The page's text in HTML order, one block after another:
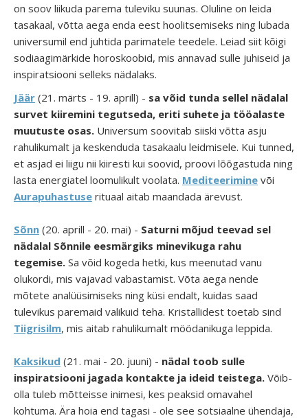
on soov liikuda parema tuleviku suunas. Oluline on leida
tasakaal, võtta aega enda eest hoolitsemiseks ning lubada
universumil end juhtida parimatele teedele. Leiad siit kõigi
sodiaagimärkide horoskoobid, mis annavad sulle juhiseid ja
inspiratsiooni selleks nädalaks.
Jäär (21. märts - 19. aprill) - sa võid tunda sellel nädalal
survet kiiremini tegutseda, eriti suhete ja tööalaste
muutuste osas. Universum soovitab siiski võtta asju
rahulikumalt ja keskenduda tasakaalu leidmisele. Kui tunned,
et asjad ei liigu nii kiiresti kui soovid, proovi lõõgastuda ning
lasta energiatel loomulikult voolata. Mediteerimine või
Aurapuhastuse rituaal aitab maandada ärevust.
Sõnn (20. aprill - 20. mai) - Saturni mõjud teevad sel
nädalal Sõnnile eesmärgiks minevikuga rahu
tegemise. Sa võid kogeda hetki, kus meenutad vanu
olukordi, mis vajavad vabastamist. Võta aega nende
mõtete analüüsimiseks ning küsi endalt, kuidas saad
tulevikus paremaid valikuid teha. Kristallidest toetab sind
Tiigrisilm, mis aitab rahulikumalt möödanikuga leppida.
Kaksikud (21. mai - 20. juuni) - nädal toob sulle
inspiratsiooni jagada kontakte ja ideid teistega. Võib-
olla tuleb mõtteisse inimesi, kes peaksid omavahel
kohtuma. Ära hoia end tagasi - ole see sotsiaalne ühendaja,